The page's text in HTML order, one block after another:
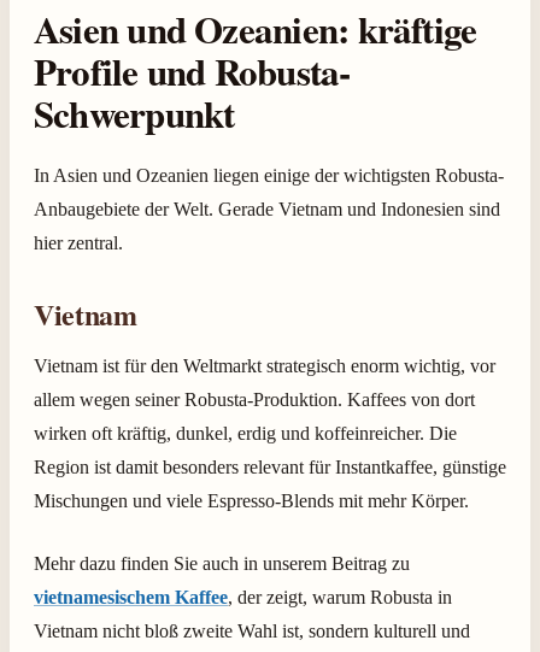
Asien und Ozeanien: kräftige
Profile und Robusta-
Schwerpunkt
In Asien und Ozeanien liegen einige der wichtigsten Robusta-
Anbaugebiete der Welt. Gerade Vietnam und Indonesien sind
hier zentral.
Vietnam
Vietnam ist für den Weltmarkt strategisch enorm wichtig, vor
allem wegen seiner Robusta-Produktion. Kaffees von dort
wirken oft kräftig, dunkel, erdig und koffeinreicher. Die
Region ist damit besonders relevant für Instantkaffee, günstige
Mischungen und viele Espresso-Blends mit mehr Körper.
Mehr dazu finden Sie auch in unserem Beitrag zu
vietnamesischem Kaffee, der zeigt, warum Robusta in
Vietnam nicht bloß zweite Wahl ist, sondern kulturell und